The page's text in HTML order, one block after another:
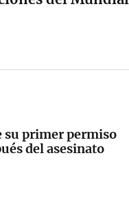
su primer permiso
del asesinato